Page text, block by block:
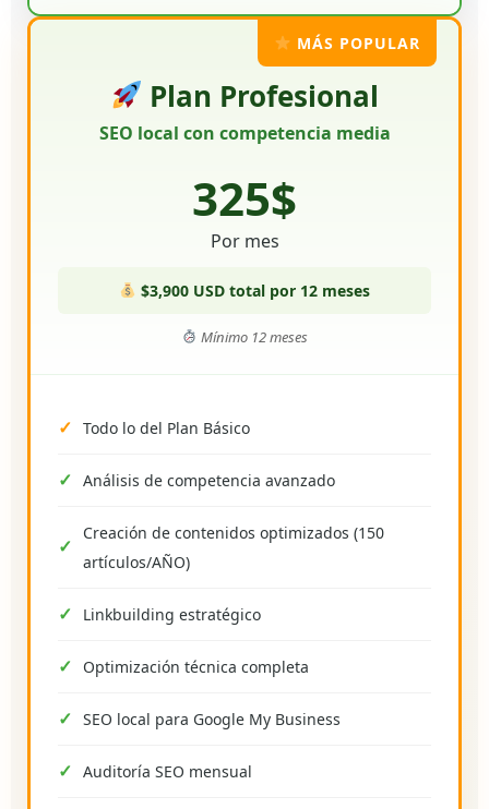
MÁS POPULAR
Plan Profesional
SEO local con competencia media
325$
Por mes
$3,900 USD total por 12 meses
Mínimo 12 meses
Todo lo del Plan Básico
Análisis de competencia avanzado
Creación de contenidos optimizados (150
artículos/AÑO)
Linkbuilding estratégico
Optimización técnica completa
SEO local para Google My Business
Auditoría SEO mensual